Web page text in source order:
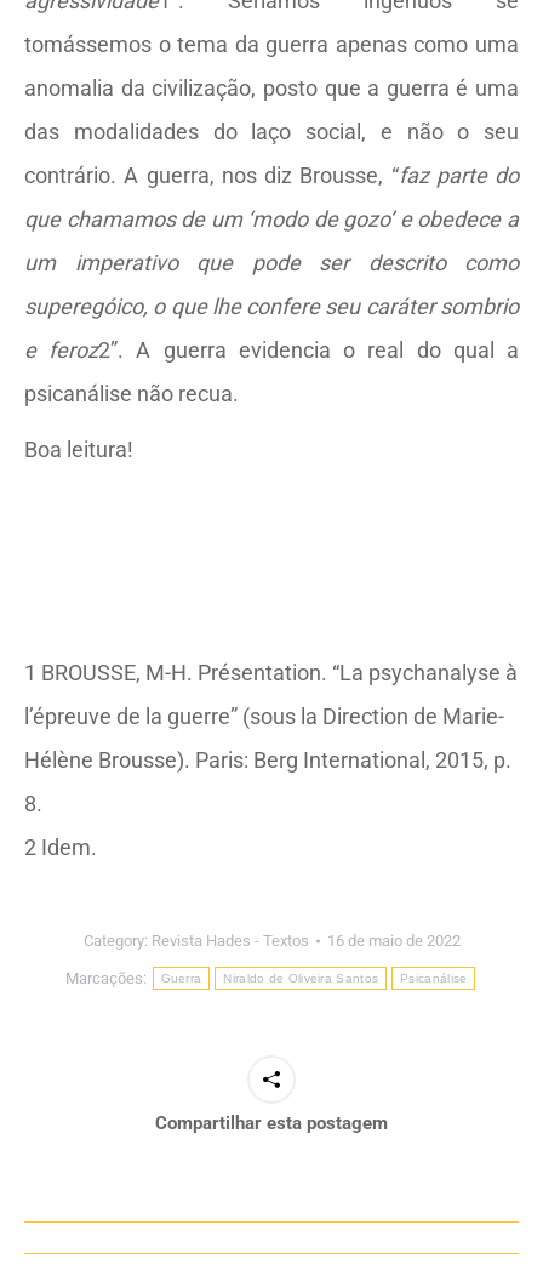
tomássemos o tema da guerra apenas como uma
anomalia da civilização, posto que a guerra é uma
das modalidades do laço social, e não o seu
contrário. A guerra, nos diz Brousse, “faz parte do
que chamamos de um ‘modo de gozo’ e obedece a
um imperativo que pode ser descrito como
superegóico, o que lhe confere seu caráter sombrio
e feroz2”. A guerra evidencia o real do qual a
psicanálise não recua.
Boa leitura!
1 BROUSSE, M-H. Présentation. “La psychanalyse à
l’épreuve de la guerre” (sous la Direction de Marie-
Hélène Brousse). Paris: Berg International, 2015, p.
8.
2 Idem.
Category: Revista Hades - Textos 16 de maio de 2022
Marcações: Guerra Niraldo de Oliveira Santos Psicanálise
Compartilhar esta postagem
Navegação